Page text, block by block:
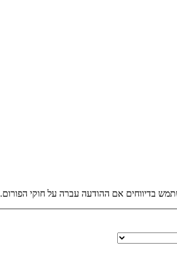
בדיווחים אם ההודעה עברה על חוקי הפורום.